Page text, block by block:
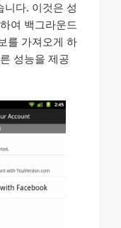
니다. 이것은 성
여 백그라운드
를 가져오게 하
성능을 제공